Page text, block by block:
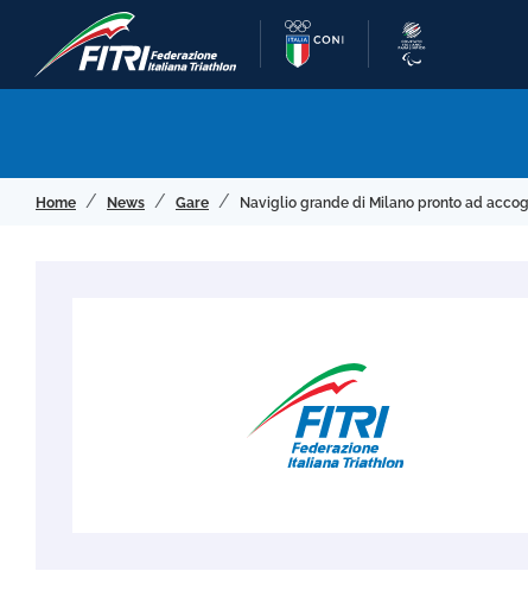
Home News Gare Naviglio grande di Milano pronto ad